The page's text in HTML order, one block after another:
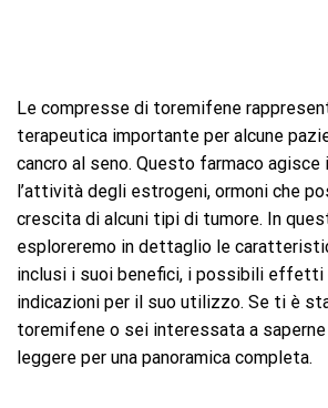
Le compresse di toremifene
terapeutica importante per alcune
cancro al seno. Questo farmaco
l’attività degli estrogeni, ormoni che
crescita di alcuni tipi di tumore. In
esploreremo in dettaglio le
inclusi i suoi benefici, i possibili effetti
indicazioni per il suo utilizzo. Se ti è
toremifene o sei interessata a saperne
leggere per una panoramica completa.